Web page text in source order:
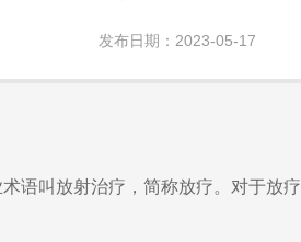
发布日期：2023-05-17
叫放射治疗，简称放疗。对于放